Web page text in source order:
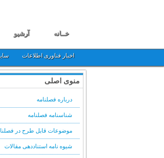
خــانه آرشیو
اخبار فناوری اطلاعات
منوی اصلی
درباره فصلنامه
شناسنامه فصلنامه
موضوعات قابل طرح در
شیوه نامه استناددهی مقالات